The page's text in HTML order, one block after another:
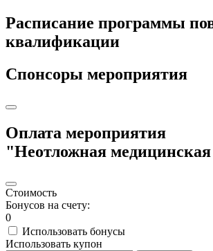
Расписание программы
квалификации
Спонсоры мероприятия
Оплата мероприятия
"Неотложная
Стоимость
Бонусов на счету:
0
Использовать бонусы
Использовать купон